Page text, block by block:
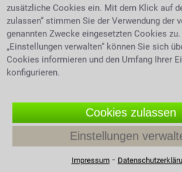
somit erwerbbar sind. Liegt für den
Betäubungsmitteln eine
Apotheken z.B. besitzen, ist dieser
Sieht ein Arzt die Indikation gegeben
andere Alternative, so ist der Arzt
Rezept auszustellen und ermächtigt
konsumieren. Sind Sie mit
von der Polizei erwischt worden hilft
Strafrecht in Schwaig bei Nürnberg.
Drogenerkennung im
zusätzliche Cookies ein. Mit dem Klick auf
zulassen“ stimmen Sie der Verwendung der
genannten Zwecke eingesetzten Cookies
„Einstellungen verwalten“ können Sie sich
Cookies informieren und den Umfang Ihrer
konfigurieren.
Cookies zulassen
Einstellungen
Impressum⁃